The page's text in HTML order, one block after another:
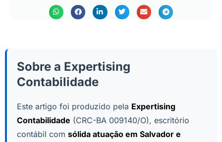
Sobre a Expertising
Contabilidade
Este artigo foi produzido pela Expertising
Contabilidade (CRC-BA 009140/O), escritório
contábil com sólida atuação em Salvador e